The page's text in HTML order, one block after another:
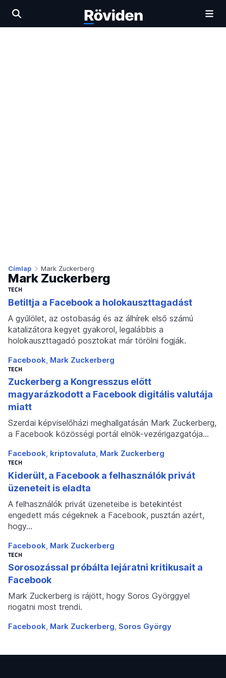
Címlap Mark Zuckerberg
Mark Zuckerberg
TECH
Betiltja a Facebook a holokauszttagadást
A gyűlölet, az ostobaság és az álhírek első számú
katalizátora kegyet gyakorol, legalábbis a
holokauszttagadó posztokat már törölni fogják.
Facebook Mark Zuckerberg
TECH
Zuckerberg a Kongresszus előtt
magyarázkodott a Facebook digitális valutája
miatt
Szerdai képviselőházi meghallgatásán Mark Zuckerberg,
a Facebook közösségi portál elnök-vezérigazgatója…
Facebook kriptovaluta Mark Zuckerberg
TECH
Kiderült, a Facebook a felhasználók privát
üzeneteit is eladta
A felhasználók privát üzeneteibe is betekintést
engedett más cégeknek a Facebook, pusztán azért,
hogy…
Facebook Mark Zuckerberg
TECH
Sorosozással próbálta lejáratni kritikusait a
Facebook
Mark Zuckerberg is rájött, hogy Soros Györggyel
riogatni most trendi.
Facebook Mark Zuckerberg Soros György